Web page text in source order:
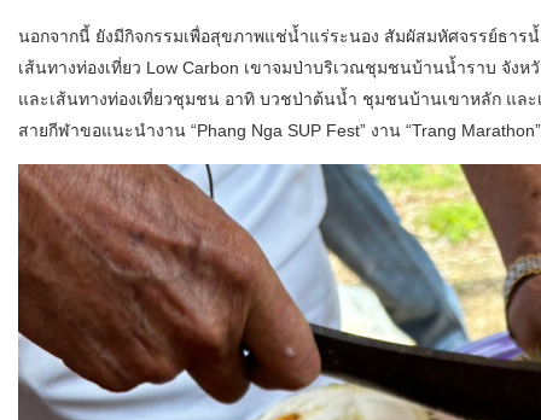
นอกจากนี้ ยังมีกิจกรรมเพื่อสุขภาพแช่น้ำแร่ระนอง สัมผัสมหัศจรรย์ธาร
เส้นทางท่องเที่ยว Low Carbon เขาจมป่าบริเวณชุมชนบ้านน้ำราบ จัง
และเส้นทางท่องเที่ยวชุมชน อาทิ บวชป่าต้นน้ำ ชุมชนบ้านเขาหลัก แล
สายกีฬาขอแนะนำงาน “Phang Nga SUP Fest” งาน “Trang